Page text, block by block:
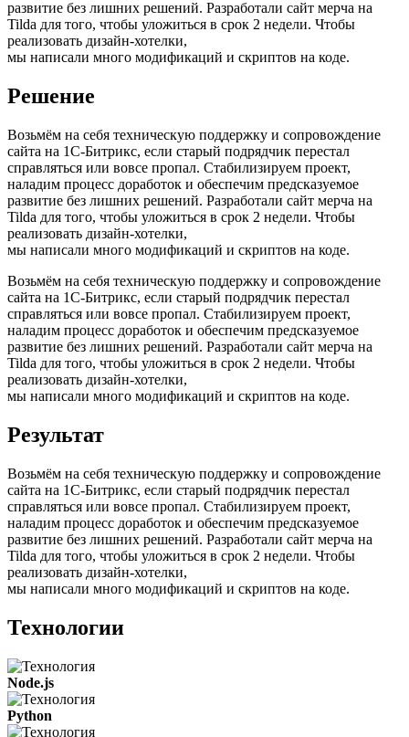
развитие без лишних решений. Разработали сайт мерча на
Tilda для того, чтобы уложиться в срок 2 недели. Чтобы
реализовать дизайн-хотелки,
мы написали много модификаций и скриптов на коде.
Решение
Возьмём на себя техническую поддержку и сопровождение
сайта на 1С-Битрикс, если старый подрядчик перестал
справляться или вовсе пропал. Стабилизируем проект,
наладим процесс доработок и обеспечим предсказуемое
развитие без лишних решений. Разработали сайт мерча на
Tilda для того, чтобы уложиться в срок 2 недели. Чтобы
реализовать дизайн-хотелки,
мы написали много модификаций и скриптов на коде.
Возьмём на себя техническую поддержку и сопровождение
сайта на 1С-Битрикс, если старый подрядчик перестал
справляться или вовсе пропал. Стабилизируем проект,
наладим процесс доработок и обеспечим предсказуемое
развитие без лишних решений. Разработали сайт мерча на
Tilda для того, чтобы уложиться в срок 2 недели. Чтобы
реализовать дизайн-хотелки,
мы написали много модификаций и скриптов на коде.
Результат
Возьмём на себя техническую поддержку и сопровождение
сайта на 1С-Битрикс, если старый подрядчик перестал
справляться или вовсе пропал. Стабилизируем проект,
наладим процесс доработок и обеспечим предсказуемое
развитие без лишних решений. Разработали сайт мерча на
Tilda для того, чтобы уложиться в срок 2 недели. Чтобы
реализовать дизайн-хотелки,
мы написали много модификаций и скриптов на коде.
Технологии
Node.js
Python